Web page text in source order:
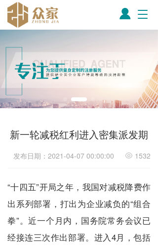
T
v
i
t
i
o
新一轮减税红利进入密集派发期
发布日期：2021-04-07 00:00:00 1532
“十四五”开局之年，我国对减税降费作
出系列部署，打出为企业减负的“组合
拳”。近一个月内，国务院常务会议已
经接连三次作出部署。进入4月，包括